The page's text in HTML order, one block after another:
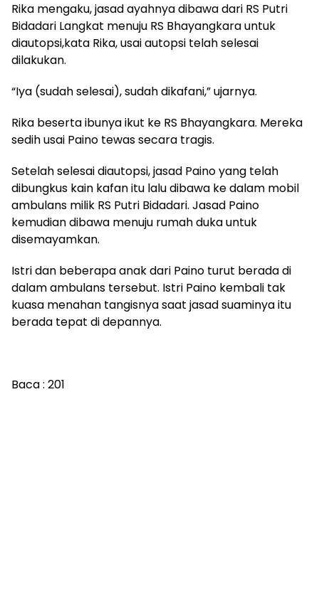
Rika mengaku, jasad ayahnya dibawa dari RS Putri
Bidadari Langkat menuju RS Bhayangkara untuk
diautopsi,kata Rika, usai autopsi telah selesai
dilakukan.
“Iya (sudah selesai), sudah dikafani,” ujarnya.
Rika beserta ibunya ikut ke RS Bhayangkara. Mereka
sedih usai Paino tewas secara tragis.
Setelah selesai diautopsi, jasad Paino yang telah
dibungkus kain kafan itu lalu dibawa ke dalam mobil
ambulans milik RS Putri Bidadari. Jasad Paino
kemudian dibawa menuju rumah duka untuk
disemayamkan.
Istri dan beberapa anak dari Paino turut berada di
dalam ambulans tersebut. Istri Paino kembali tak
kuasa menahan tangisnya saat jasad suaminya itu
berada tepat di depannya.
Baca : 201